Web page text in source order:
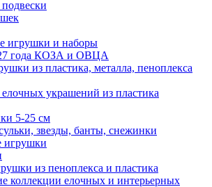
игрушки и наборы
года КОЗА и ОВЦА
из пластика, металла, пеноплекса
украшений из пластика
5-25 см
звезды, банты, снежинки
игрушки
из пеноплекса и пластика
коллекции елочных и интерьерных